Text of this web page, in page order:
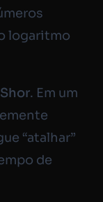
logaritmo
. Em um
“atalhar”
de